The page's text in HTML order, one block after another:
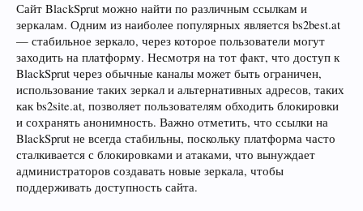
Сайт BlackSprut можно найти по различным ссылкам и
зеркалам. Одним из наиболее популярных является bs2best.at
— стабильное зеркало, через которое пользователи могут
заходить на платформу. Несмотря на тот факт, что доступ к
BlackSprut через обычные каналы может быть ограничен,
использование таких зеркал и альтернативных адресов, таких
как bs2site.at, позволяет пользователям обходить блокировки
и сохранять анонимность. Важно отметить, что ссылки на
BlackSprut не всегда стабильны, поскольку платформа часто
сталкивается с блокировками и атаками, что вынуждает
администраторов создавать новые зеркала, чтобы
поддерживать доступность сайта.